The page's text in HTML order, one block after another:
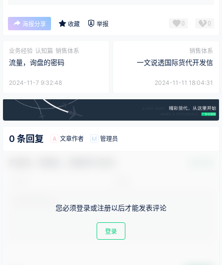
海报分享 收藏 举报 0 0
业务经验 认知篇 销售体系
流量，询盘的密码
2024-11-7 9:32:48
销售体系
一文说透国际货代开发信
2024-11-11 18:04:31
0 条回复 A 文章作者 M 管理员
您必须登录或注册以后才能发表评论
登录